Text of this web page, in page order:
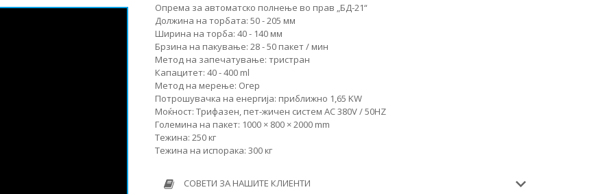
Опрема за автоматско полнење во прав „БД-21“
Должина на торбата: 50 - 205 мм
Ширина на торба: 40 - 140 мм
Брзина на пакување: 28 - 50 пакет / мин
Метод на запечатување: тристран
Капацитет: 40 - 400 ml
Метод на мерење: Огер
Потрошувачка на енергија: приближно 1,65 KW
Моќност: Трифазен, пет-жичен систем AC 380V / 50HZ
Големина на пакет: 1000 × 800 × 2000 mm
Тежина: 250 кг
Тежина на испорака: 300 кг
СОВЕТИ ЗА НАШИТЕ КЛИЕНТИ